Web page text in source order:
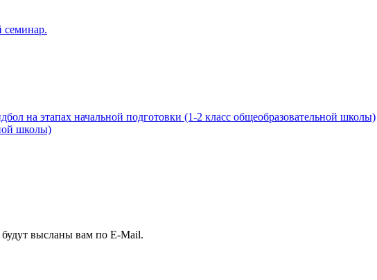
на этапах начальной подготовки (1-2 класс общеобразовательной школы)
школы)
высланы вам по E-Mail.